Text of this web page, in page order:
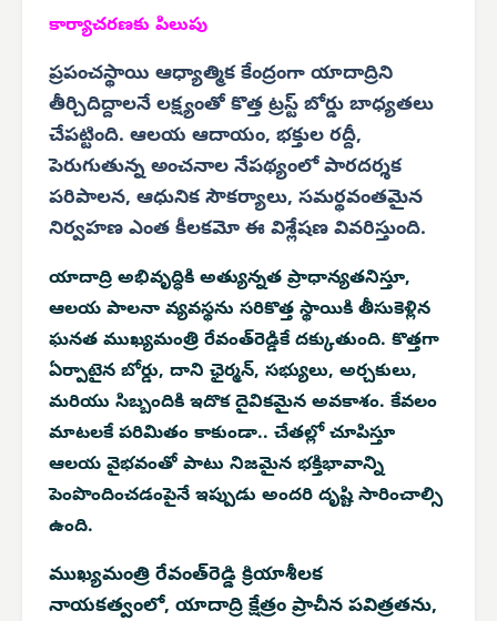
కార్యాచరణకు పిలుపు
ప్రపంచస్థాయి ఆధ్యాత్మిక కేంద్రంగా యాదాద్రిని
తీర్చిదిద్దాలనే లక్ష్యంతో కొత్త ట్రస్ట్ బోర్డు బాధ్యతలు
చేపట్టింది. ఆలయ ఆదాయం, భక్తుల రద్దీ,
పెరుగుతున్న అంచనాల నేపథ్యంలో పారదర్శక
పరిపాలన, ఆధునిక సౌకర్యాలు, సమర్థవంతమైన
నిర్వహణ ఎంత కీలకమో ఈ విశ్లేషణ వివరిస్తుంది.
యాదాద్రి అభివృద్ధికి అత్యున్నత ప్రాధాన్యతనిస్తూ,
ఆలయ పాలనా వ్యవస్థను సరికొత్త స్థాయికి తీసుకెళ్లిన
ఘనత ముఖ్యమంత్రి రేవంత్‌రెడ్డికే దక్కుతుంది. కొత్తగా
ఏర్పాటైన బోర్డు, దాని ఛైర్మన్, సభ్యులు, అర్చకులు,
మరియు సిబ్బందికి ఇదొక దైవికమైన అవకాశం. కేవలం
మాటలకే పరిమితం కాకుండా.. చేతల్లో చూపిస్తూ
ఆలయ వైభవంతో పాటు నిజమైన భక్తిభావాన్ని
పెంపొందించడంపైనే ఇప్పుడు అందరి దృష్టి సారించాల్సి
ఉంది.
ముఖ్యమంత్రి రేవంత్‌రెడ్డి క్రియాశీలక
నాయకత్వంలో, యాదాద్రి క్షేత్రం ప్రాచీన పవిత్రతను,